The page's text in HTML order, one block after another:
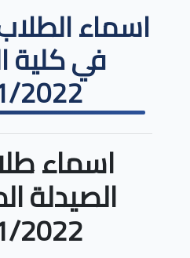
اسماء
في كلية
2022
اسماء
الصيدلة
2022